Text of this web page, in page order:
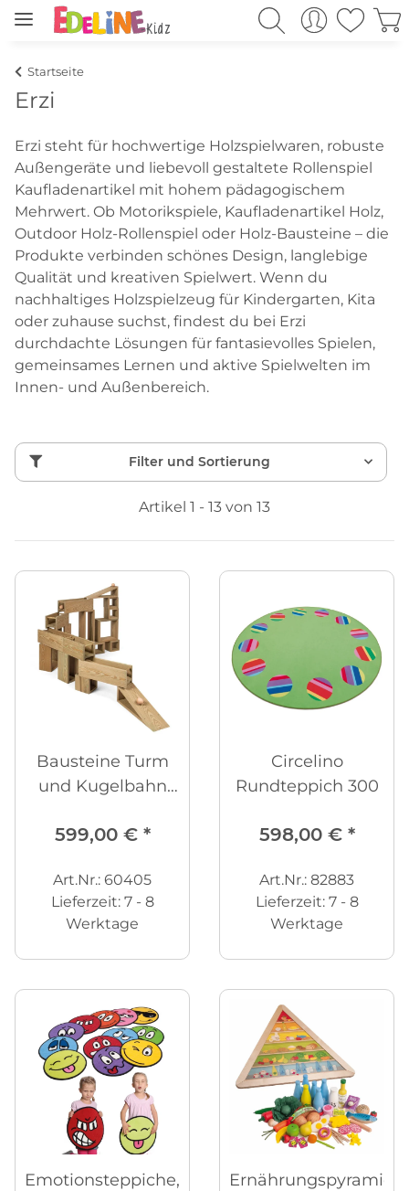
Startseite
Erzi
Erzi steht für hochwertige Holzspielwaren, robuste
Außengeräte und liebevoll gestaltete Rollenspiel
Kaufladenartikel mit hohem pädagogischem
Mehrwert. Ob Motorikspiele, Kaufladenartikel Holz,
Outdoor Holz-Rollenspiel oder Holz-Bausteine – die
Produkte verbinden schönes Design, langlebige
Qualität und kreativen Spielwert. Wenn du
nachhaltiges Holzspielzeug für Kindergarten, Kita
oder zuhause suchst, findest du bei Erzi
durchdachte Lösungen für fantasievolles Spielen,
gemeinsames Lernen und aktive Spielwelten im
Innen- und Außenbereich.
Filter und Sortierung
Artikel 1 - 13 von 13
Bausteine Turm
und Kugelbahn
599,00 € *
Art.Nr.: 60405
Lieferzeit: 7 - 8
Werktage
Circelino
Rundteppich 300
598,00 € *
Art.Nr.: 82883
Lieferzeit: 7 - 8
Werktage
Emotionsteppiche,
Ernährungspyramide,